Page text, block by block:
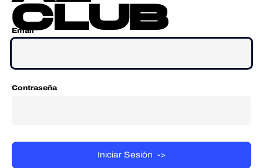
club
Email
Contraseña